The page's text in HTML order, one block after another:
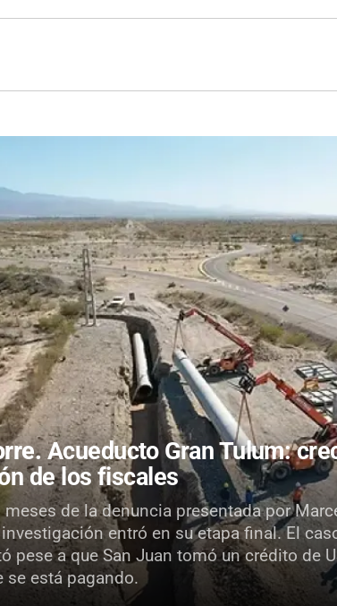
Acueducto Gran Tulum:
de los fiscales
meses de la denuncia presentada por
entró en su etapa final. El
pese a que San Juan tomó un crédito de
se está pagando.